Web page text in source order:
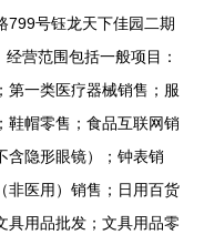
799号钰龙天下佳园二期
营范围包括一般项目：
第一类医疗器械销售；服
鞋帽零售；食品互联网销
含隐形眼镜）；钟表销
非医用）销售；日用百货
具用品批发；文具用品零